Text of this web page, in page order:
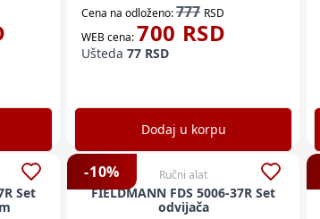
Cena na odloženo:777 RSD
WEB cena:700 RSD
Ušteda 77 RSD
Dodaj u korpu
Set
-10% Ručni alat
FIELDMANN FDS 5006-37R Set
odvijača